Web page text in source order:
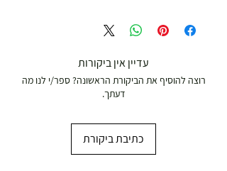
עדיין אין ביקורות
רוצה להוסיף את הביקורת הראשונה? ספר/י לנו מה
דעתך.
כתיבת ביקורת